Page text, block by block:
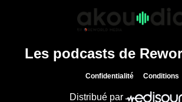
Les podcasts de
Confidentialité Conditions
Distribué par